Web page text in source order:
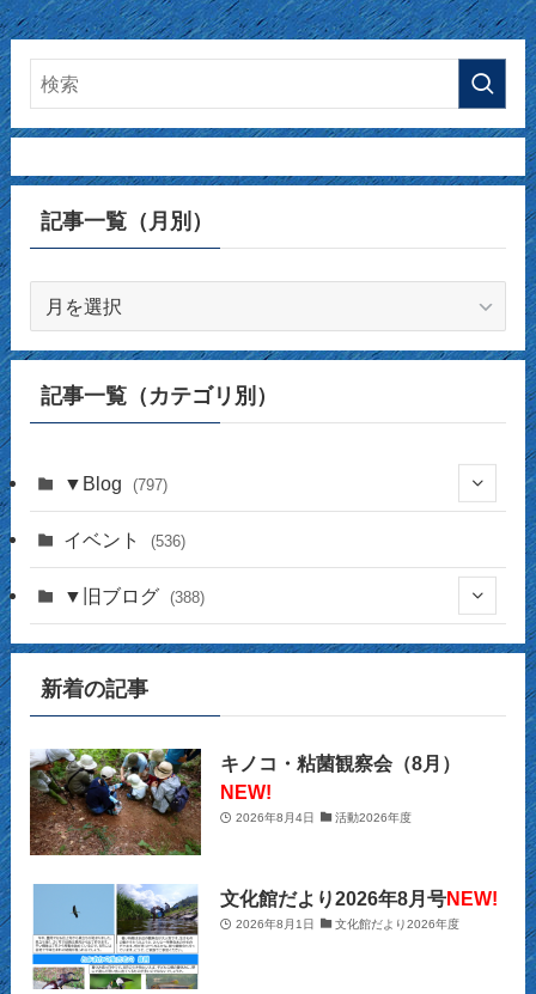
記事一覧（月別）
一
覧
（月
記事一覧（カテゴリ別）
▼Blog (797)
(16)
(44)
(31)
(27)
(20)
(29)
(141)
(4)
(13)
(9)
(17)
(63)
(10)
(2)
イベント (536)
▼旧ブログ (388)
(14)
(18)
(14)
(15)
(21)
(22)
新着の記事
キノコ・粘菌観察会（8月）
NEW!
2026年8月4日 活動2026年度
文化館だより2026年8月号NEW!
2026年8月1日 文化館だより2026年度